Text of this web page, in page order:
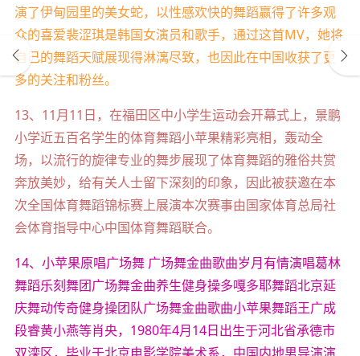
演了伊甸园里的美女蛇，以性感欢快的舞蹈赢得了许多观
众的喜爱裴涩琪是韩国女演员和歌手，通过这首MV，她将
自己的舞蹈天赋展现得淋漓尽致，也因此在中国收获了更
多的关注和粉丝。
13、11月11日，在福田区中小学生运动会开幕式上，景鹏
小学近五百名学生的体育舞蹈小苹果精彩亮相，轰动全
场，以流行的旋律专业的舞步展现了体育舞蹈的雅俗共赏
奔放美妙，给有关人士留下深刻的印象，因此被获邀在本
次全国体育舞蹈锦标赛上展演本次赛事由国家体育总局社
会体育指导中心中国体育舞蹈联合。
14、小苹果原唱广场舞 广场舞金曲歌曲岁月有情演唱葛林
舞蹈乐刻舞团广场舞金曲养生健身操多嘎多耶舞蹈北京延
庆舞动传奇健身操团队广场舞金曲歌曲小苹果舞蹈王广成
段睿黄小燕等肖央，1980年4月14日出生于河北省承德市